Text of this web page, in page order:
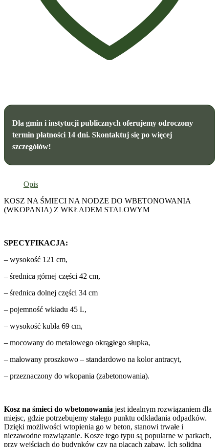
Dla gmin i instytucji publicznych oferujemy odroczony
termin płatności 14 dni. Skontaktuj się po więcej
szczegółów!
Opis
KOSZ NA ŚMIECI NA NODZE DO WBETONOWANIA
(WKOPANIA) Z WKŁADEM STALOWYM
SPECYFIKACJA:
– wysokość 121 cm,
– średnica górnej części 42 cm,
– średnica dolnej części 34 cm
– pojemność wkładu 45 L,
– wysokość kubła 69 cm,
– mocowany do metalowego okrągłego słupka,
– malowany proszkowo – standardowo na kolor antracyt,
– przeznaczony do wkopania (zabetonowania).
Kosz na śmieci do wbetonowania jest idealnym rozwiązaniem dla
miejsc, gdzie potrzebujemy stałego punktu odkładania odpadków.
Dzięki możliwości wtopienia go w beton, stanowi trwałe i
niezawodne rozwiązanie. Kosze tego typu są popularne w parkach,
przy wejściach do budynków czy na placach zabaw. Ich solidna